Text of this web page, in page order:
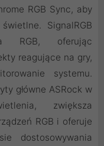
RGB Sync, aby
SignalRGB
RGB, oferując
reagujące na gry,
systemu.
główne ASRock w
zwiększa
RGB i oferuje
dostosowywania